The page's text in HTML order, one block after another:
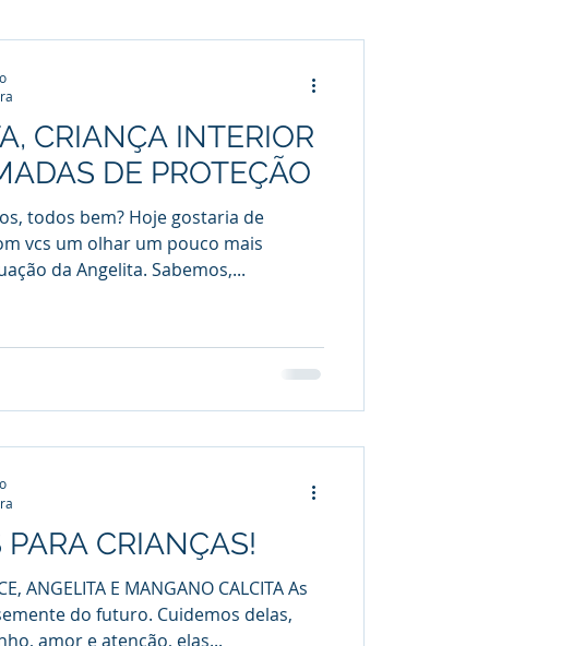
CRIANÇA INTERIOR
DE PROTEÇÃO
todos bem? Hoje gostaria de
vcs um olhar um pouco mais
da Angelita. Sabemos,...
PARA CRIANÇAS!
ANGELITA E MANGANO CALCITA As
do futuro. Cuidemos delas,
amor e atenção, elas...